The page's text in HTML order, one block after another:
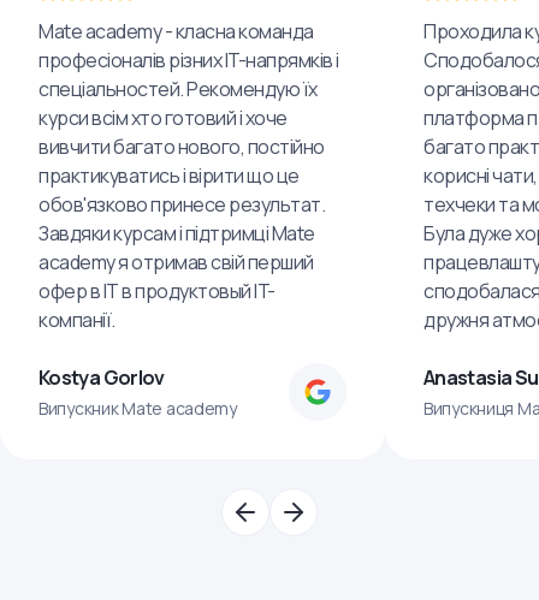
Mate academy - класна команда
професіоналів різних IT-напрямків і
спеціальностей. Рекомендую їх
курси всім хто готовий і хоче
вивчити багато нового, постійно
практикуватись і вірити що це
обов'язково принесе результат.
Завдяки курсам і підтримці Mate
academy я отримав свій перший
офер в IT в продуктовый IT-
компанії.
Kostya Gorlov
Випускник Mate academy
Проходила
платформа
багато
корисні
техчеки та
Була дуже
дружня
Anastasia
Випускниця